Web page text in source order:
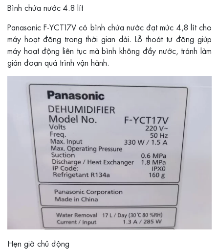
Bình chứa nước 4.8 lít
Panasonic F-YCT17V có bình chứa nước đạt mức 4,8 lít cho
máy hoạt động trong thời gian dài. Lỗ thoát tự động giúp
máy hoạt động liên tục mà bình không đầy nước, tránh làm
gián đoạn quá trình vận hành.
Hẹn giờ chủ động